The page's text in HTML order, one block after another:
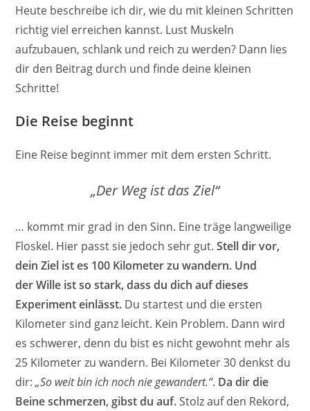
Heute beschreibe ich dir, wie du mit kleinen Schritten
richtig viel erreichen kannst. Lust Muskeln
aufzubauen, schlank und reich zu werden? Dann lies
dir den Beitrag durch und finde deine kleinen
Schritte!
Die Reise beginnt
Eine Reise beginnt immer mit dem ersten Schritt.
„Der Weg ist das Ziel“
… kommt mir grad in den Sinn. Eine träge langweilige
Floskel. Hier passt sie jedoch sehr gut.Stell dir vor,
dein Ziel ist es 100 Kilometer zu wandern. Und
der Wille ist so stark, dass du dich auf dieses
Experiment einlässt. Du startest und die ersten
Kilometer sind ganz leicht. Kein Problem. Dann wird
es schwerer, denn du bist es nicht gewohnt mehr als
25 Kilometer zu wandern. Bei Kilometer 30 denkst du
dir:„So weit bin ich noch nie gewandert.“. Da dir die
Beine schmerzen, gibst du auf.Stolz auf den Rekord,